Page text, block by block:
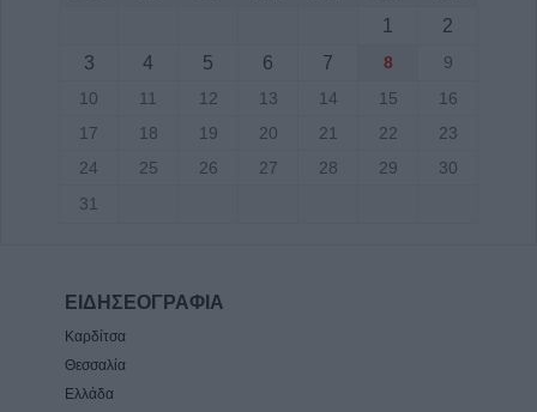
1
2
3
4 5 6 7 8
9
10
11 12 13 14 15
16
17
18 19 20 21 22
23
24
25 26 27 28 29
30
31
ΕΙΔΗΣΕΟΓΡΑΦΙΑ
Καρδίτσα
Θεσσαλία
Ελλάδα